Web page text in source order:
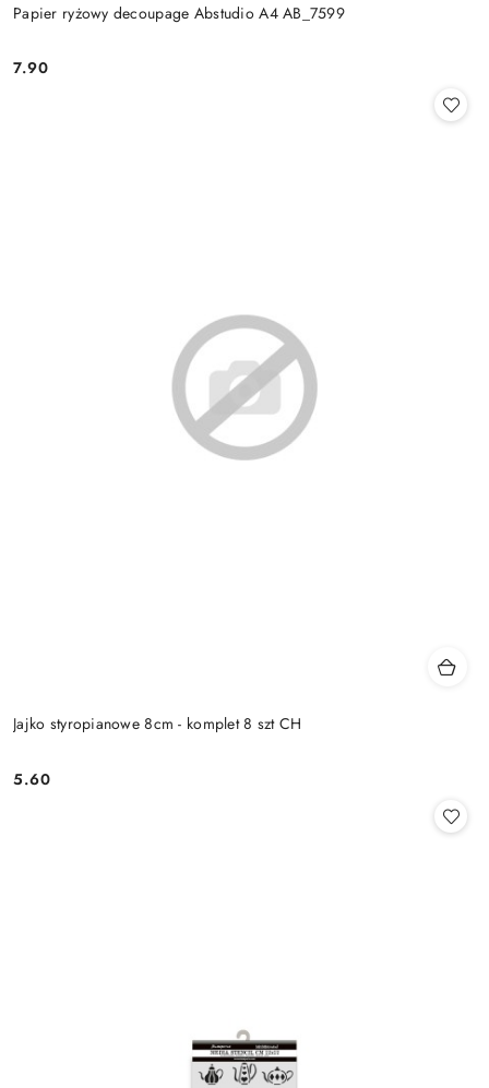
Papier ryżowy decoupage Abstudio A4 AB_7599
Cena:
7.90
Jajko styropianowe 8cm - komplet 8 szt CH
Cena:
5.60